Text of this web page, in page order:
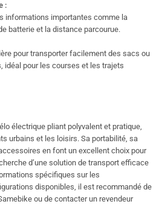
:
informations importantes comme la
batterie et la distance parcourue.
pour transporter facilement des sacs ou
idéal pour les courses et les trajets
électrique pliant polyvalent et pratique,
urbains et les loisirs. Sa portabilité, sa
en font un excellent choix pour
d’une solution de transport efficace
spécifiques sur les
disponibles, il est recommandé de
ou de contacter un revendeur